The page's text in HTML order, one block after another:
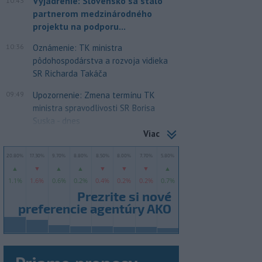
partnerom medzinárodného
projektu na podporu...
10:36
Oznámenie: TK ministra
pôdohospodárstva a rozvoja vidieka
SR Richarda Takáča
09:49
Upozornenie: Zmena termínu TK
ministra spravodlivosti SR Borisa
Suska - dnes
Viac